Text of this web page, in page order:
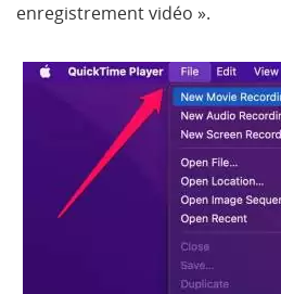
enregistrement vidéo ».